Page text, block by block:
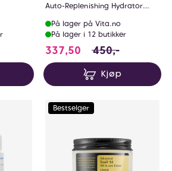
Auto-Replenishing Hydrator
På lager på Vita.no
På lager i 12 butikker
337,50 337.5 i stedet for
450,-
Kjøp
Bestselger